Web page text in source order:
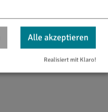
Alle akzeptieren
Realisiert mit Klaro!